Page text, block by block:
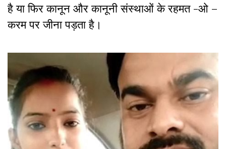
है या फिर कानून और कानूनी संस्थाओं के रहमत -ओ –
करम पर जीना पड़ता है।